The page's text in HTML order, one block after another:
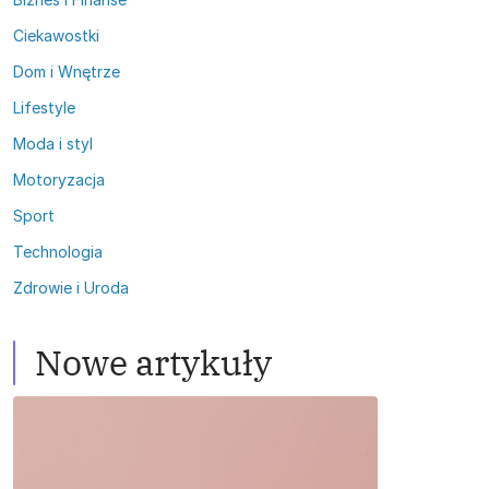
Ciekawostki
Dom i Wnętrze
Lifestyle
Moda i styl
Motoryzacja
Sport
Technologia
Zdrowie i Uroda
Nowe artykuły